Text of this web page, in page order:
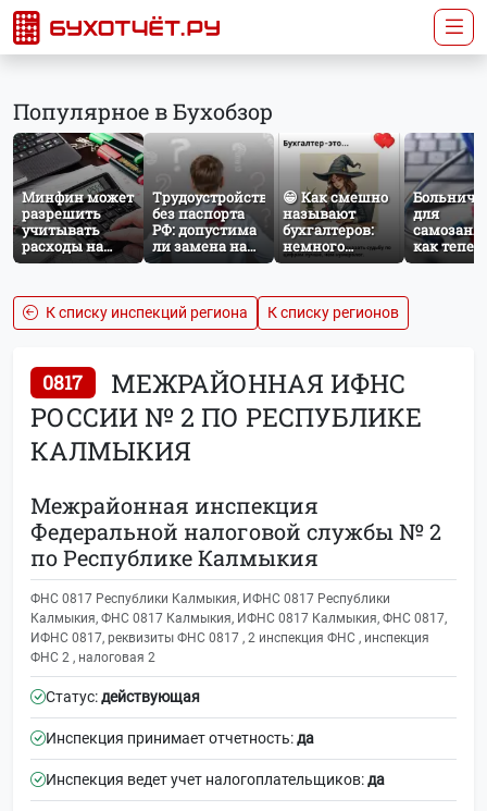
Популярное в Бухобзор
Минфин может
разрешить
учитывать
расходы на
защиту от
расчёте налога
на прибыль
Трудоустройство
без паспорта
РФ: допустима
ли замена на
загранпаспорт?
😁 Как смешно
называют
бухгалтеров:
немного
профессионального
для
как
работает
К списку инспекций региона К списку регионов
0817
МЕЖРАЙОННАЯ ИФНС
РОССИИ № 2 ПО РЕСПУБЛИКЕ
КАЛМЫКИЯ
Межрайонная инспекция
Федеральной налоговой службы № 2
по Республике Калмыкия
ФНС 0817 Республики Калмыкия, ИФНС 0817 Республики
Калмыкия, ФНС 0817 Калмыкия, ИФНС 0817 Калмыкия, ФНС 0817,
ИФНС 0817, реквизиты ФНС 0817 , 2 инспекция ФНС , инспекция
ФНС 2 , налоговая 2
Статус:действующая
Инспекция принимает отчетность:да
Инспекция ведет учет налогоплательщиков:да